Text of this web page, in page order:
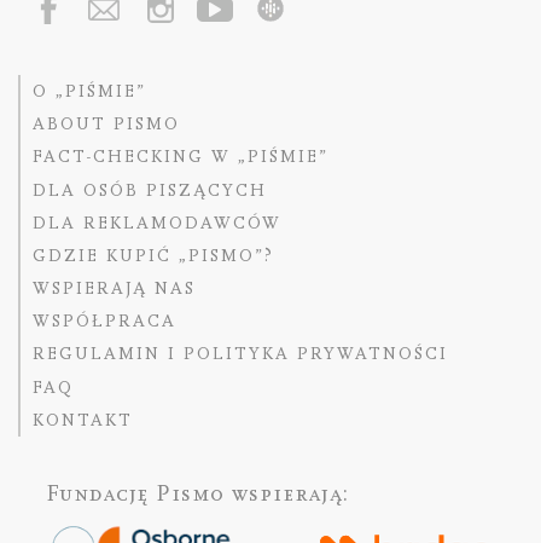
O „PIŚMIE”
ABOUT PISMO
FACT-CHECKING W „PIŚMIE”
DLA OSÓB PISZĄCYCH
DLA REKLAMODAWCÓW
GDZIE KUPIĆ „PISMO”?
WSPIERAJĄ NAS
WSPÓŁPRACA
REGULAMIN I POLITYKA PRYWATNOŚCI
FAQ
KONTAKT
Fundację Pismo wspierają: